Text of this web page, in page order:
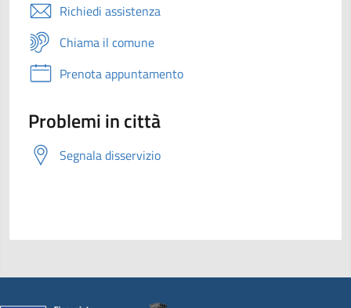
Richiedi assistenza
Chiama il comune
Prenota appuntamento
Problemi in città
Segnala disservizio